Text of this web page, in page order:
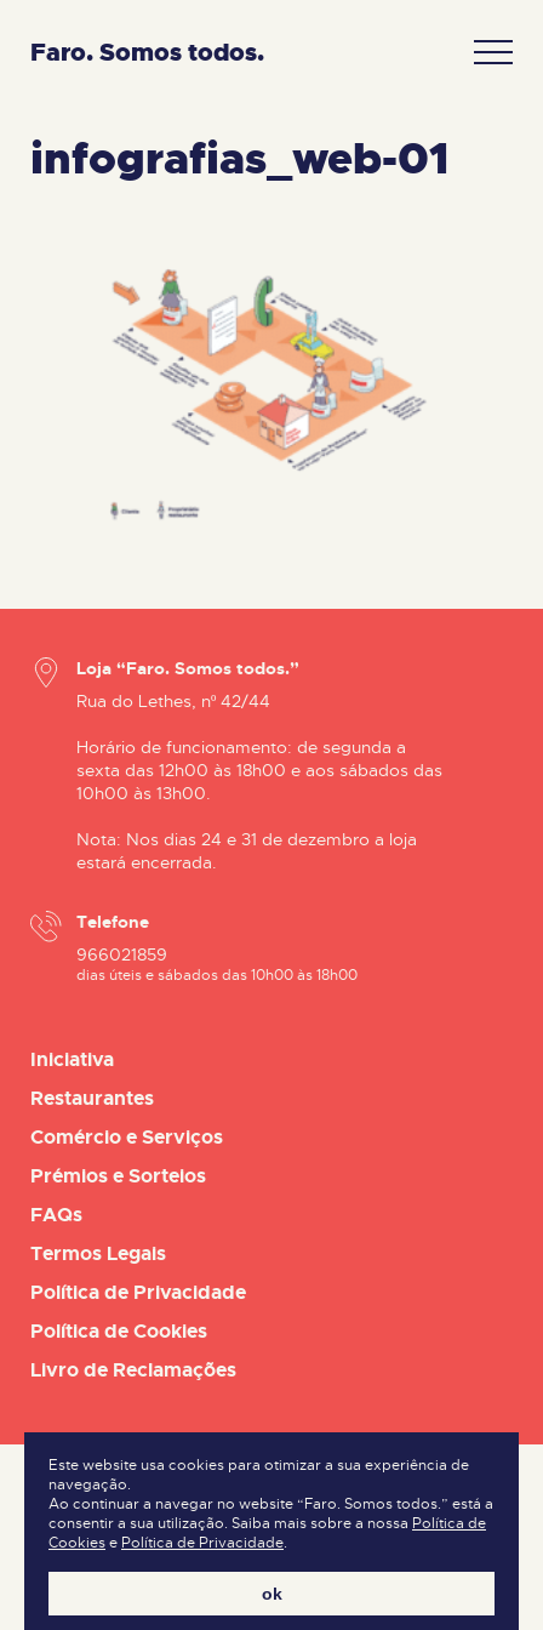
Este website usa cookies para otimizar a sua experiência de
navegação.
Ao continuar a navegar no website “Faro. Somos todos.” está a
consentir a sua utilização. Saiba mais sobre a nossa Política de
Cookies e Política de Privacidade.
ok
Faro. Somos todos.
infografias_web-01
Loja “Faro. Somos todos.”
Rua do Lethes, nº 42/44
Horário de funcionamento: de segunda a
sexta das 12h00 às 18h00 e aos sábados das
10h00 às 13h00.
Nota: Nos dias 24 e 31 de dezembro a loja
estará encerrada.
Telefone
966021859
dias úteis e sábados das 10h00 às 18h00
Iniciativa
Restaurantes
Comércio e Serviços
Prémios e Sorteios
FAQs
Termos Legais
Política de Privacidade
Política de Cookies
Livro de Reclamações